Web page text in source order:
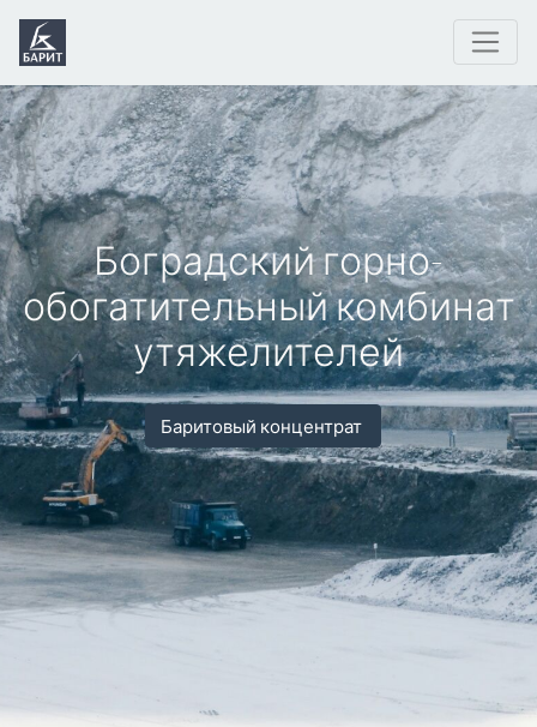
Боградский горно-
обогатительный комбинат
утяжелителей
Баритовый концентрат